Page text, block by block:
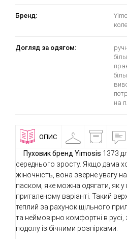
Бренд:
Догляд за одягом:
на
ОПИС ПРИМІРОЧНА
Пуховик бренд Yimosis 1373
середнього зросту. Якщо дама
жіночність, вона зверне увагу
паском, яке можна одягати, як у
приталеному варіанті. Такий
теплий за рахунок щільного
та неймовірно комфортні в
подолу із бічними розпірками.